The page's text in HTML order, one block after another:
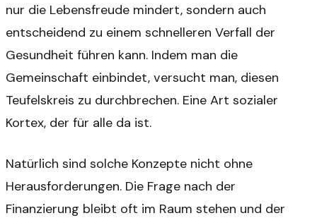
nur die Lebensfreude mindert, sondern auch
entscheidend zu einem schnelleren Verfall der
Gesundheit führen kann. Indem man die
Gemeinschaft einbindet, versucht man, diesen
Teufelskreis zu durchbrechen. Eine Art sozialer
Kortex, der für alle da ist.
Natürlich sind solche Konzepte nicht ohne
Herausforderungen. Die Frage nach der
Finanzierung bleibt oft im Raum stehen und der